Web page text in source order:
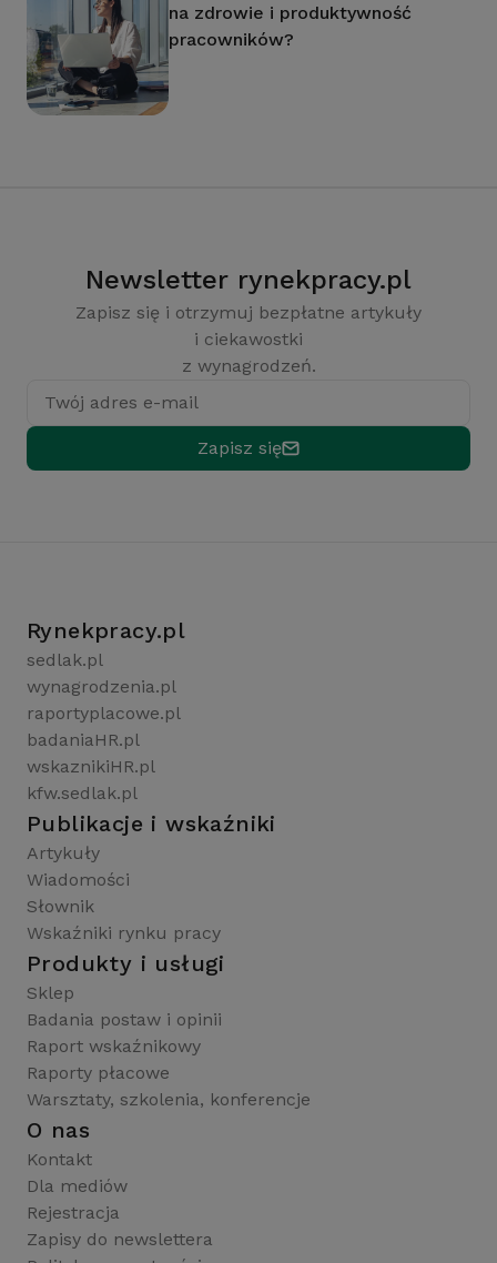
na zdrowie i produktywność
pracowników?
Newsletter rynekpracy.pl
Zapisz się i otrzymuj bezpłatne artykuły
i ciekawostki
z wynagrodzeń.
Twój adres e-mail
Zapisz się
Rynekpracy.pl
sedlak.pl
wynagrodzenia.pl
raportyplacowe.pl
badaniaHR.pl
wskaznikiHR.pl
kfw.sedlak.pl
Publikacje i wskaźniki
Artykuły
Wiadomości
Słownik
Wskaźniki rynku pracy
Produkty i usługi
Sklep
Badania postaw i opinii
Raport wskaźnikowy
Raporty płacowe
Warsztaty, szkolenia, konferencje
O nas
Kontakt
Dla mediów
Rejestracja
Zapisy do newslettera